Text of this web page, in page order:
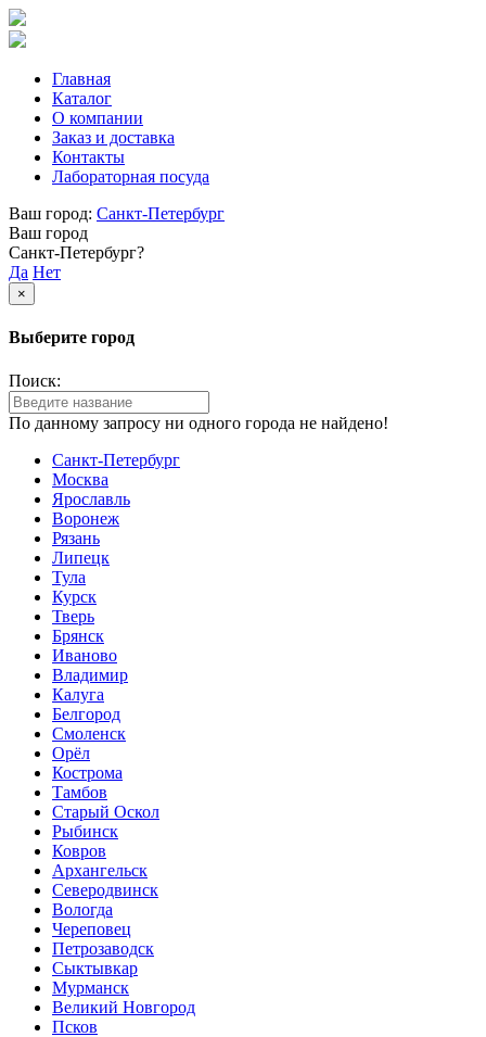
Главная
Каталог
О компании
Заказ и доставка
Контакты
Лабораторная посуда
Ваш город: Санкт-Петербург
Ваш город
Санкт-Петербург?
Да Нет
×
Выберите город
Поиск:
По данному запросу ни одного города не найдено!
Санкт-Петербург
Москва
Ярославль
Воронеж
Рязань
Липецк
Тула
Курск
Тверь
Брянск
Иваново
Владимир
Калуга
Белгород
Смоленск
Орёл
Кострома
Тамбов
Старый Оскол
Рыбинск
Ковров
Архангельск
Северодвинск
Вологда
Череповец
Петрозаводск
Сыктывкар
Мурманск
Великий Новгород
Псков